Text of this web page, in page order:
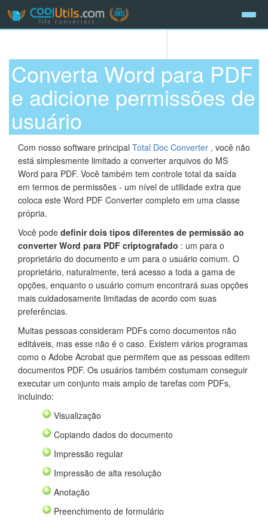
Converta Word para PDF
e adicione permissões de
usuário
Com nosso software principal Total Doc Converter , você não
está simplesmente limitado a converter arquivos do MS
Word para PDF. Você também tem controle total da saída
em termos de permissões - um nível de utilidade extra que
coloca este Word PDF Converter completo em uma classe
própria.
Você pode definir dois tipos diferentes de permissão ao
converter Word para PDF criptografado : um para o
proprietário do documento e um para o usuário comum. O
proprietário, naturalmente, terá acesso a toda a gama de
opções, enquanto o usuário comum encontrará suas opções
mais cuidadosamente limitadas de acordo com suas
preferências.
Muitas pessoas consideram PDFs como documentos não
editáveis, mas esse não é o caso. Existem vários programas
como o Adobe Acrobat que permitem que as pessoas editem
documentos PDF. Os usuários também costumam conseguir
executar um conjunto mais amplo de tarefas com PDFs,
incluindo:
Visualização
Copiando dados do documento
Impressão regular
Impressão de alta resolução
Anotação
Preenchimento de formulário